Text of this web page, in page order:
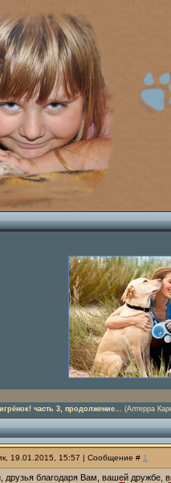
часть 3, продолжение... (Алтерра
19.01.2015, 15:57 | Сообщение # 1
друзья благодаря Вам, вашей дружбе,